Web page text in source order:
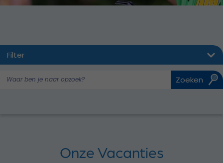
Filter
Bestuurskantoor
Zoeken
Onze Vacanties